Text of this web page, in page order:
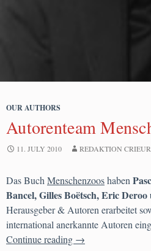
OUR AUTHORS
Autorenteam
11. JULY 2010 REDAKTION
Das Buch Menschenzooshaben
Bancel, Gilles Boëtsch, Eric
Herausgeber & Autoren erarbeitet
international anerkannte Autoren
Continue reading Autorenteam
→